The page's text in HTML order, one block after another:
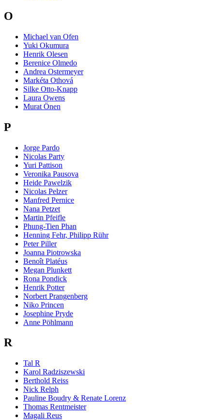
O
Michael van Ofen
Yuki Okumura
Henrik Olesen
Berenice Olmedo
Andrea Ostermeyer
Markéta Othová
Silke Otto-Knapp
Laura Owens
Murat Önen
P
Jorge Pardo
Nicolas Party
Yuri Pattison
Veronika Pausova
Heide Pawelzik
Nicolas Pelzer
Manfred Pernice
Nana Petzet
Martin Pfeifle
Phung-Tien Phan
Henning Fehr, Philipp Rühr
Peter Piller
Joanna Piotrowska
Benoît Platéus
Megan Plunkett
Rona Pondick
Henrik Potter
Norbert Prangenberg
Niko Princen
Josephine Pryde
Anne Pöhlmann
R
Tal R
Karol Radziszewski
Berthold Reiss
Nick Relph
Pauline Boudry & Renate Lorenz
Thomas Rentmeister
Magali Reus